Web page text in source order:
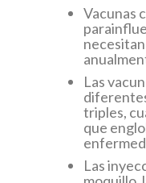
Vacunas
Las
triples,
que
Las